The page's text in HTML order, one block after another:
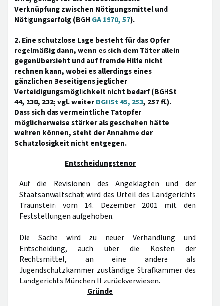
Verknüpfung zwischen Nötigungsmittel und
Nötigungserfolg (BGH GA 1970, 57).
2. Eine schutzlose Lage besteht für das Opfer
regelmäßig dann, wenn es sich dem Täter allein
gegenübersieht und auf fremde Hilfe nicht
rechnen kann, wobei es allerdings eines
gänzlichen Beseitigens jeglicher
Verteidigungsmöglichkeit nicht bedarf (BGHSt
44, 238, 232; vgl. weiterBGHSt 45, 253, 257 ff.).
Dass sich das vermeintliche Tatopfer
möglicherweise stärker als geschehen hätte
wehren können, steht der Annahme der
Schutzlosigkeit nicht entgegen.
Entscheidungstenor
Auf die Revisionen des Angeklagten und der
Staatsanwaltschaft wird das Urteil des Landgerichts
Traunstein vom 14. Dezember 2001 mit den
Feststellungen aufgehoben.
Die Sache wird zu neuer Verhandlung und
Entscheidung, auch über die Kosten der
Rechtsmittel, an eine andere als
Jugendschutzkammer zuständige Strafkammer des
Landgerichts München II zurückverwiesen.
Gründe